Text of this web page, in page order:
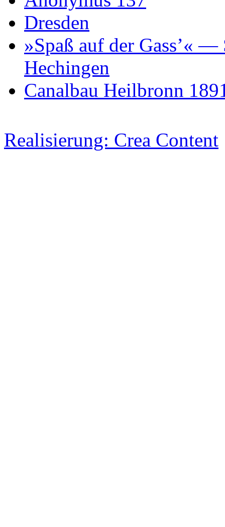
Dresden
»Spaß auf der Gass’«
Hechingen
Canalbau Heilbronn
Realisierung: Crea Content